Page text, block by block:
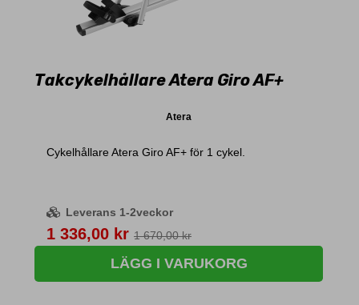
Takcykelhållare Atera Giro AF+
Atera
Cykelhållare Atera Giro AF+ för 1 cykel.
Leverans 1-2veckor
Pris
1 336,00 kr 1 670,00 kr
LÄGG I VARUKORG